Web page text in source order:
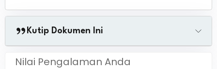
Kutip Dokumen Ini
Nilai Pengalaman Anda